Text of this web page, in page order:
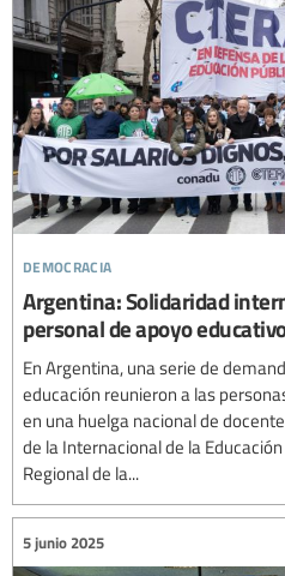
democracia
Argentina: Solidaridad
personal de apoyo
En Argentina, una serie de
educación reunieron a las
en una huelga nacional de
de la Internacional de la
Regional de la...
5 junio 2025